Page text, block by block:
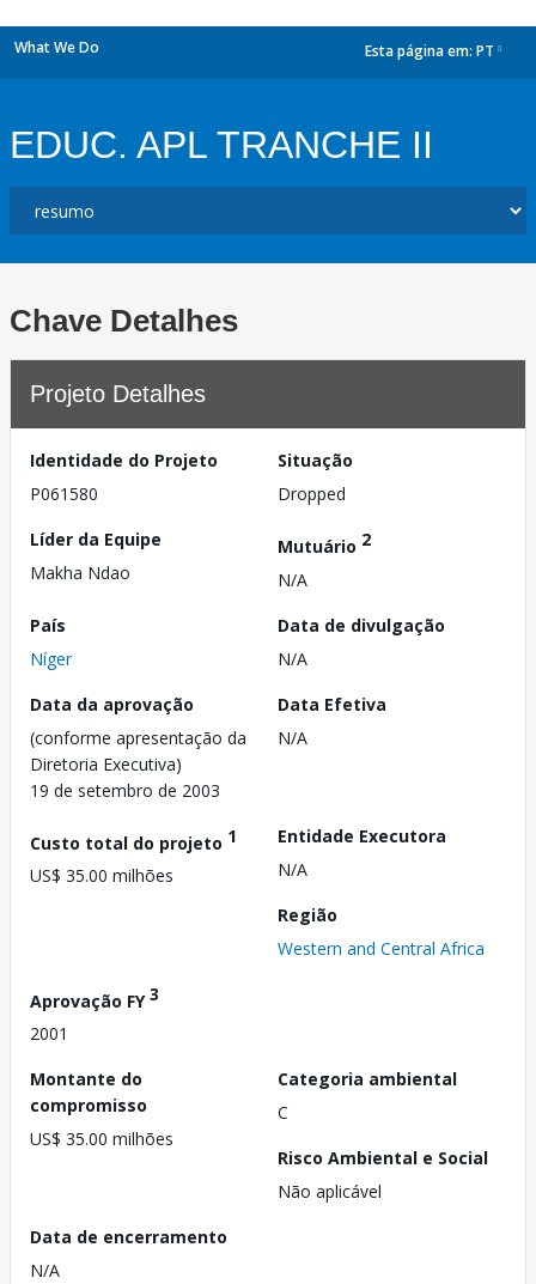
What We Do Esta página em: PT
EDUC. APL TRANCHE II
Chave Detalhes
Projeto Detalhes
Identidade do Projeto
P061580
Situação
Dropped
Líder da Equipe
Makha Ndao
Mutuário 2
N/A
País
Níger
Data de divulgação
N/A
Data da aprovação
(conforme apresentação da
Diretoria Executiva)
19 de setembro de 2003
Data Efetiva
N/A
Custo total do projeto 1
US$ 35.00 milhões
Entidade Executora
N/A
Região
Western and Central Africa
Aprovação FY3
2001
Montante do
compromisso
US$ 35.00 milhões
Categoria ambiental
C
Risco Ambiental e Social
Não aplicável
Data de encerramento
N/A